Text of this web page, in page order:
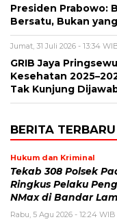
Presiden Prabowo:
Bersatu, Bukan
Jumat, 31 Juli 2026 - 13:34
GRIB Jaya
Kesehatan
Tak Kunjung
BERITA TERBARU
Hukum dan Kriminal
Tekab 308 Polsek
Ringkus Pelaku
NMax di Bandar
Rabu, 5 Agu 2026 - 12:24 WIB